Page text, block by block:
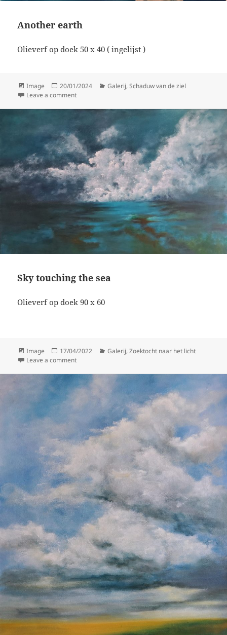
Another earth
Olieverf op doek 50 x 40 ( ingelijst )
Format
Image
Posted
on
20/01/2024 Categories
Galerij,Schaduw van de ziel
Leave a commenton Another earth
Sky touching the sea
Olieverf op doek 90 x 60
Format
Image
Posted
on
17/04/2022 Categories
Galerij,Zoektocht naar het licht
Leave a commenton Sky touching the sea